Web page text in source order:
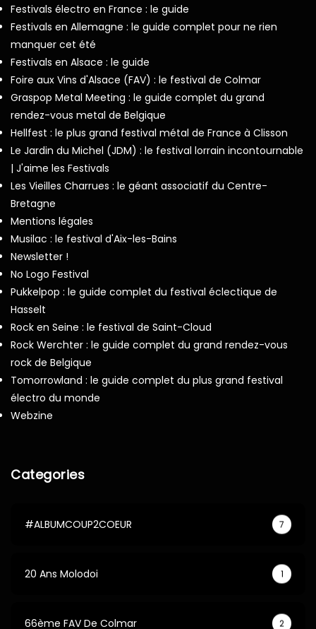
Festivals électro en France : le guide
Festivals en Allemagne : le guide complet pour ne rien
manquer cet été
Festivals en Alsace : le guide
Foire aux Vins d'Alsace (FAV) : le festival de Colmar
Graspop Metal Meeting : le guide complet du grand
rendez-vous metal de Belgique
Hellfest : le plus grand festival métal de France à Clisson
Le Jardin du Michel (JDM) : le festival lorrain incontournable
| J'aime les Festivals
Les Vieilles Charrues : le géant associatif du Centre-
Bretagne
Mentions légales
Musilac : le festival d'Aix-les-Bains
Newsletter !
No Logo Festival
Pukkelpop : le guide complet du festival éclectique de
Hasselt
Rock en Seine : le festival de Saint-Cloud
Rock Werchter : le guide complet du grand rendez-vous
rock de Belgique
Tomorrowland : le guide complet du plus grand festival
électro du monde
Webzine
Categories
#ALBUMCOUP2COEUR 7
20 Ans Molodoi 1
66ème FAV De Colmar 2